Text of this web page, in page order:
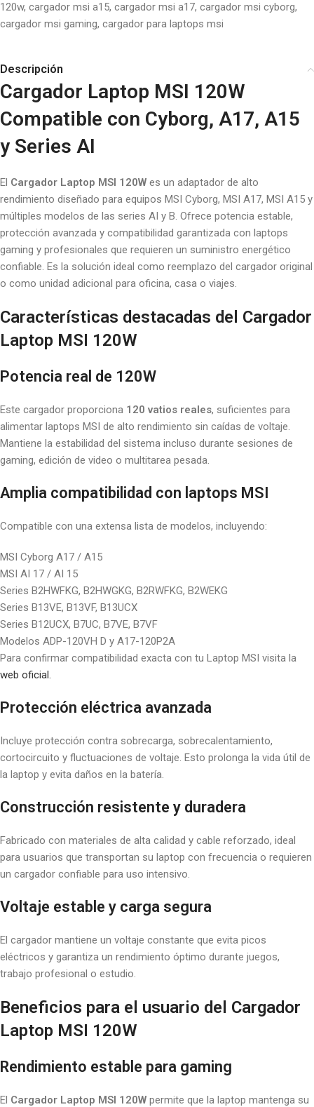
120w, cargador msi a15, cargador msi a17, cargador msi cyborg,
cargador msi gaming, cargador para laptops msi
Descripción
Cargador Laptop MSI 120W
Compatible con Cyborg, A17, A15
y Series AI
El Cargador Laptop MSI 120W es un adaptador de alto
rendimiento diseñado para equipos MSI Cyborg, MSI A17, MSI A15 y
múltiples modelos de las series AI y B. Ofrece potencia estable,
protección avanzada y compatibilidad garantizada con laptops
gaming y profesionales que requieren un suministro energético
confiable. Es la solución ideal como reemplazo del cargador original
o como unidad adicional para oficina, casa o viajes.
Características destacadas del Cargador
Laptop MSI 120W
Potencia real de 120W
Este cargador proporciona 120 vatios reales, suficientes para
alimentar laptops MSI de alto rendimiento sin caídas de voltaje.
Mantiene la estabilidad del sistema incluso durante sesiones de
gaming, edición de video o multitarea pesada.
Amplia compatibilidad con laptops MSI
Compatible con una extensa lista de modelos, incluyendo:
MSI Cyborg A17 / A15
MSI AI 17 / AI 15
Series B2HWFKG, B2HWGKG, B2RWFKG, B2WEKG
Series B13VE, B13VF, B13UCX
Series B12UCX, B7UC, B7VE, B7VF
Modelos ADP-120VH D y A17-120P2A
Para confirmar compatibilidad exacta con tu Laptop MSI visita la
web oficial.
Protección eléctrica avanzada
Incluye protección contra sobrecarga, sobrecalentamiento,
cortocircuito y fluctuaciones de voltaje. Esto prolonga la vida útil de
la laptop y evita daños en la batería.
Construcción resistente y duradera
Fabricado con materiales de alta calidad y cable reforzado, ideal
para usuarios que transportan su laptop con frecuencia o requieren
un cargador confiable para uso intensivo.
Voltaje estable y carga segura
El cargador mantiene un voltaje constante que evita picos
eléctricos y garantiza un rendimiento óptimo durante juegos,
trabajo profesional o estudio.
Beneficios para el usuario del Cargador
Laptop MSI 120W
Rendimiento estable para gaming
El Cargador Laptop MSI 120W permite que la laptop mantenga su